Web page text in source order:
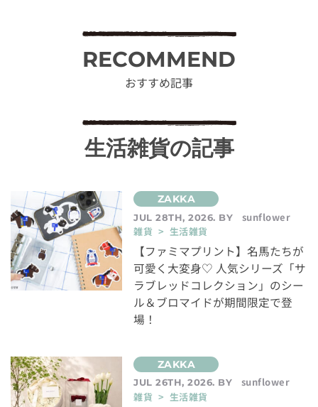
RECOMMEND
おすすめ記事
生活雑貨の記事
JUL 28TH, 2026. BY
sunflower
雑貨 > 生活雑貨
【ファミマプリント】名馬たちが
可愛く大変身♡ 人気シリーズ「サ
ラブレッドコレクション」のシー
ル＆ブロマイドが期間限定で登
場！
JUL 26TH, 2026. BY
sunflower
雑貨 > 生活雑貨